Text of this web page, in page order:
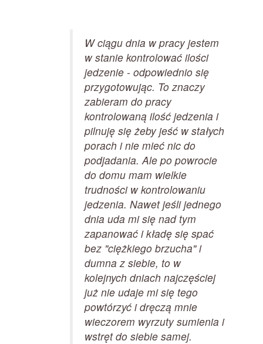
W ciągu dnia w pracy jestem
w stanie kontrolować ilości
jedzenie - odpowiednio się
przygotowując. To znaczy
zabieram do pracy
kontrolowaną ilość jedzenia i
pilnuję się żeby jeść w stałych
porach i nie mieć nic do
podjadania. Ale po powrocie
do domu mam wielkie
trudności w kontrolowaniu
jedzenia. Nawet jeśli jednego
dnia uda mi się nad tym
zapanować i kładę się spać
bez "ciężkiego brzucha" i
dumna z siebie, to w
kolejnych dniach najczęściej
już nie udaje mi się tego
powtórzyć i dręczą mnie
wieczorem wyrzuty sumienia i
wstręt do siebie samej.